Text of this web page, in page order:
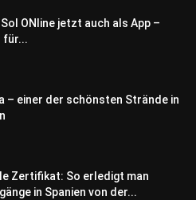
ONline jetzt auch als App –
für...
– einer der schönsten Strände in
Zertifikat: So erledigt man
in Spanien von der...